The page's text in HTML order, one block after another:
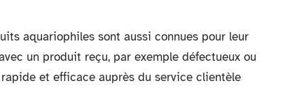
aquariophiles sont aussi connues pour leur
un produit reçu, par exemple défectueux ou
et efficace auprès du service clientèle